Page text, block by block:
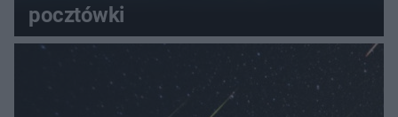
pocztówki